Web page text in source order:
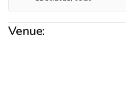
Venue: